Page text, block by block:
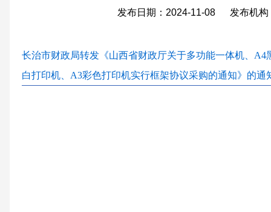
发布日期：2024-11-08 发布机构
长治市财政局转发《山西省财政厅关于多功能一体机、
白打印机、A3彩色打印机实行框架协议采购的通知》的通